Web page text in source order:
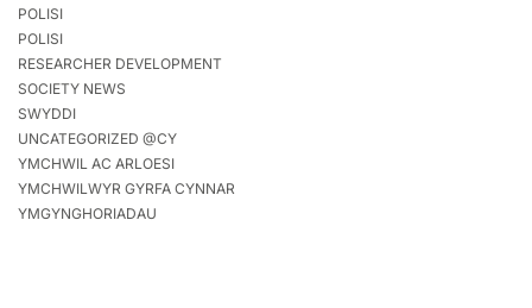
POLISI
POLISI
RESEARCHER DEVELOPMENT
SOCIETY NEWS
SWYDDI
UNCATEGORIZED @CY
YMCHWIL AC ARLOESI
YMCHWILWYR GYRFA CYNNAR
YMGYNGHORIADAU